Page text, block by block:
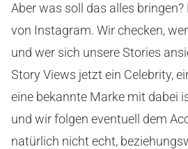
Aber was soll das alles
von Instagram. Wir checken,
und wer sich unsere Stories
Story Views jetzt ein Celebrity,
eine bekannte Marke mit dabei
und wir folgen eventuell dem
natürlich nicht echt,